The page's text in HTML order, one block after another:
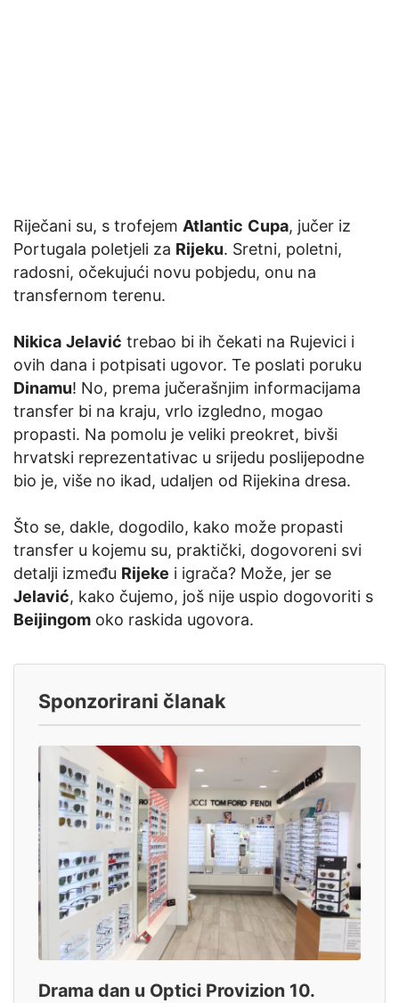
Riječani su, s trofejem Atlantic Cupa, jučer iz
Portugala poletjeli za Rijeku. Sretni, poletni,
radosni, očekujući novu pobjedu, onu na
transfernom terenu.
Nikica Jelavić trebao bi ih čekati na Rujevici i
ovih dana i potpisati ugovor. Te poslati poruku
Dinamu! No, prema jučerašnjim informacijama
transfer bi na kraju, vrlo izgledno, mogao
propasti. Na pomolu je veliki preokret, bivši
hrvatski reprezentativac u srijedu poslijepodne
bio je, više no ikad, udaljen od Rijekina dresa.
Što se, dakle, dogodilo, kako može propasti
transfer u kojemu su, praktički, dogovoreni svi
detalji između Rijeke i igrača? Može, jer se
Jelavić, kako čujemo, još nije uspio dogovoriti s
Beijingom oko raskida ugovora.
Sponzorirani članak
Drama dan u Optici Provizion 10.